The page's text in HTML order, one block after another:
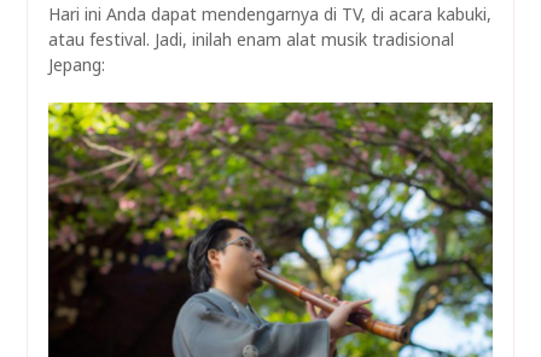
Hari ini Anda dapat mendengarnya di TV, di acara kabuki,
atau festival. Jadi, inilah enam alat musik tradisional
Jepang: